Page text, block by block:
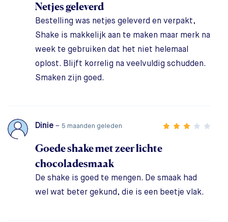
Netjes geleverd
Bestelling was netjes geleverd en verpakt,
Shake is makkelijk aan te maken maar merk na
week te gebruiken dat het niet helemaal
oplost. Blijft korrelig na veelvuldig schudden.
Smaken zijn goed.
Dinie – 5 maanden geleden
Goede shake met zeer lichte
chocoladesmaak
De shake is goed te mengen. De smaak had
wel wat beter gekund, die is een beetje vlak.